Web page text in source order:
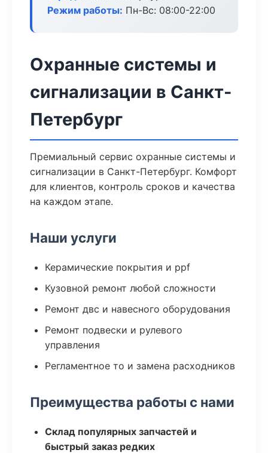
Режим работы: Пн-Вс: 08:00-22:00
Охранные системы и
сигнализации в Санкт-
Петербург
Премиальный сервис охранные системы и
сигнализации в Санкт-Петербург. Комфорт
для клиентов, контроль сроков и качества
на каждом этапе.
Наши услуги
Керамические покрытия и ppf
Кузовной ремонт любой сложности
Ремонт двс и навесного оборудования
Ремонт подвески и рулевого
управления
Регламентное то и замена расходников
Преимущества работы с нами
Склад популярных запчастей и
быстрый заказ редких